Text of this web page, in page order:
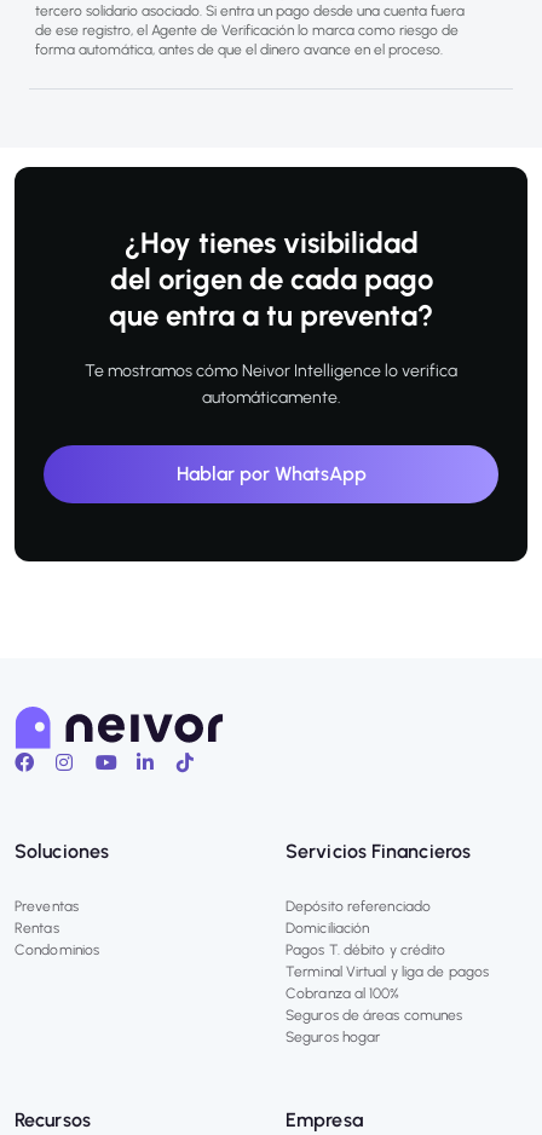
tercero solidario asociado. Si entra un pago desde una cuenta fuera
de ese registro, el Agente de Verificación lo marca como riesgo de
forma automática, antes de que el dinero avance en el proceso.
¿Hoy tienes visibilidad
del origen de cada pago
que entra a tu preventa?
Te mostramos cómo Neivor Intelligence lo verifica
automáticamente.
Hablar por WhatsApp
Soluciones
Preventas
Rentas
Condominios
Servicios Financieros
Depósito referenciado
Domiciliación
Pagos T. débito y crédito
Terminal Virtual y liga de pagos
Cobranza al 100%
Seguros de áreas comunes
Seguros hogar
Recursos Empresa